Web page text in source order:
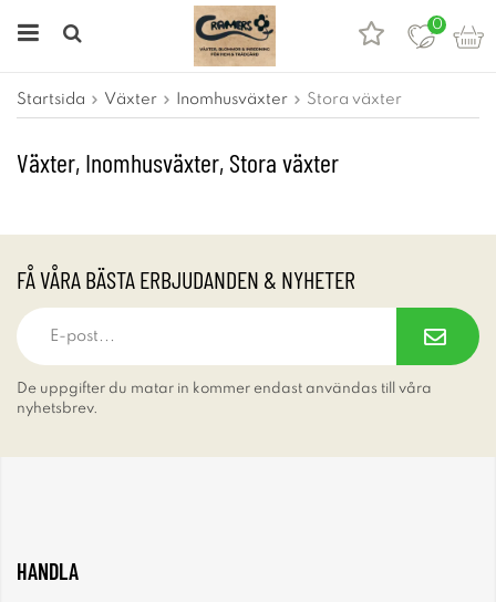
0
Startsida Växter Inomhusväxter Stora växter
Växter, Inomhusväxter, Stora växter
FÅ VÅRA BÄSTA ERBJUDANDEN & NYHETER
De uppgifter du matar in kommer endast användas till våra
nyhetsbrev.
HANDLA